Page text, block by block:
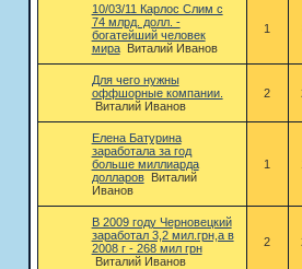
10/03/11 Карлос Слим с
74 млрд. долл. -
богатейший человек
мира
Виталий Иванов
1
Для чего нужны
оффшорные компании.
Виталий Иванов
2
Елена Батурина
заработала за год
больше миллиарда
долларов
Виталий
Иванов
1
В 2009 году Черновецкий
заработал 3,2 мил.грн,а в
2008 г - 268 мил грн
Виталий Иванов
2